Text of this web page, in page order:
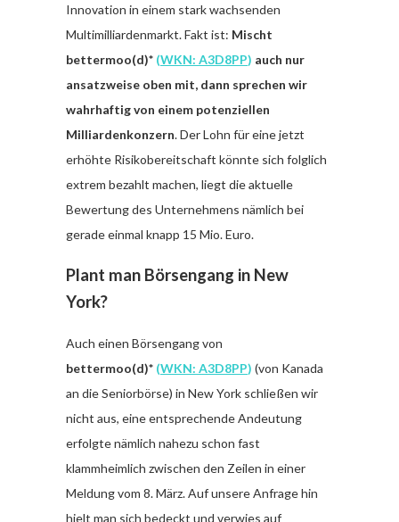
Innovation in einem stark wachsenden
Multimilliardenmarkt. Fakt ist: Mischt
bettermoo(d)* (WKN: A3D8PP) auch nur
ansatzweise oben mit, dann sprechen wir
wahrhaftig von einem potenziellen
Milliardenkonzern. Der Lohn für eine jetzt
erhöhte Risikobereitschaft könnte sich folglich
extrem bezahlt machen, liegt die aktuelle
Bewertung des Unternehmens nämlich bei
gerade einmal knapp 15 Mio. Euro.
Plant man Börsengang in New
York?
Auch einen Börsengang von
bettermoo(d)* (WKN: A3D8PP) (von Kanada
an die Seniorbörse) in New York schließen wir
nicht aus, eine entsprechende Andeutung
erfolgte nämlich nahezu schon fast
klammheimlich zwischen den Zeilen in einer
Meldung vom 8. März. Auf unsere Anfrage hin
hielt man sich bedeckt und verwies auf